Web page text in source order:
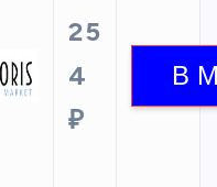
25
4
₽